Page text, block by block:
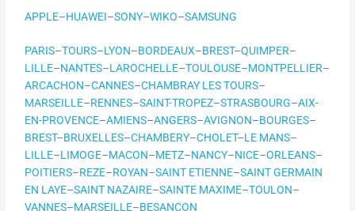
APPLE–HUAWEI–SONY–WIKO–SAMSUNG
PARIS–TOURS–LYON–BORDEAUX–BREST–QUIMPER–
LILLE–NANTES–LAROCHELLE–TOULOUSE–MONTPELLIER–
ARCACHON–CANNES–CHAMBRAY LES TOURS–
MARSEILLE–RENNES–SAINT-TROPEZ–STRASBOURG–AIX-
EN-PROVENCE–AMIENS–ANGERS–AVIGNON–BOURGES–
BREST–BRUXELLES–CHAMBERY–CHOLET–LE MANS–
LILLE–LIMOGE–MACON–METZ–NANCY–NICE–ORLEANS–
POITIERS–REZE–ROYAN–SAINT ETIENNE–SAINT GERMAIN
EN LAYE–SAINT NAZAIRE–SAINTE MAXIME–TOULON–
VANNES–MARSEILLE–BESANCON